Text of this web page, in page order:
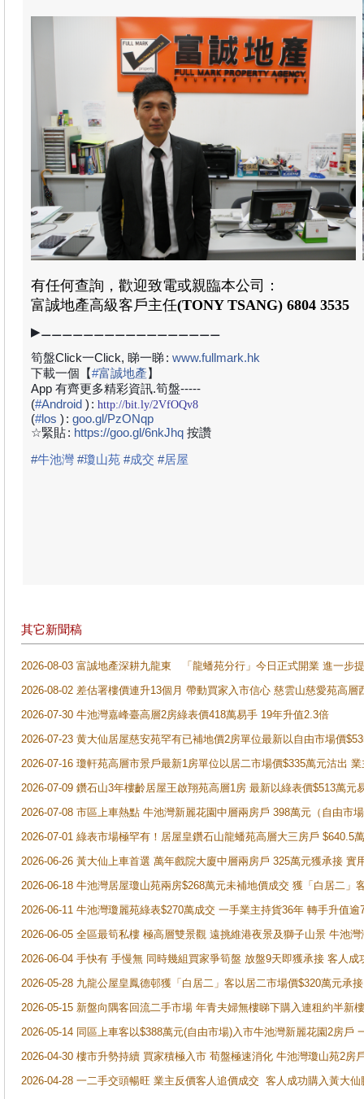
有任何查詢，歡迎致電或親臨本公司：
富誠地產高級客戶主任(TONY TSANG) 6804 3535
▶⚊⚊⚊⚊⚊⚊⚊⚊⚊⚊⚊⚊⚊⚊⚊⚊⚊
筍盤Click一Click, 睇一睇: www.fullmark.hk
下載一個【#富誠地產】
App 有齊更多精彩資訊.筍盤-----
(#Android ) : http://bit.ly/2VfOQv8
(#los ) : goo.gl/PzONqp
☆緊貼: https://goo.gl/6nkJhq 按讚
#牛池灣 #瓊山苑 #成交 #居屋
其它新聞稿
2026-08-03 富誠地產深耕九龍東 「龍蟠苑分行」今日正式開業 進一步
2026-08-02 差估署樓價連升13個月 帶動買家入市信心 慈雲山慈愛苑高層
2026-07-30 牛池灣嘉峰臺高層2房綠表價418萬易手 19年升值2.3倍
2026-07-23 黄大仙居屋慈安苑罕有已補地價2房單位最新以自由市場價
2026-07-16 瓊軒苑高層市景戶最新1房單位以居二市場價$335萬元沽出
2026-07-09 鑽石山3年樓齡居屋王啟翔苑高層1房 最新以綠表價$513萬元
2026-07-08 市區上車熱點 牛池灣新麗花園中層兩房戶 398萬元（自由市
2026-07-01 綠表市場極罕有！居屋皇鑽石山龍蟠苑高層大三房戶
2026-06-26 黃大仙上車首選 萬年戲院大廈中層兩房戶 325萬元獲承接 實
2026-06-18 牛池灣居屋瓊山苑兩房$268萬元未補地價成交 獲「白居二」
2026-06-11 牛池灣瓊麗苑綠表$270萬成交 一手業主持貨36年 轉手升值逾
2026-06-05 全區最筍私樓 極高層雙景觀 遠挑維港夜景及獅子山景 牛池
2026-06-04 手快有 手慢無 同時幾組買家爭筍盤 放盤9天即獲承接 客人
2026-05-28 九龍公屋皇鳳德邨獲「白居二」客以居二市場價$320萬元承接
2026-05-15 新盤向隅客回流二手市場 年青夫婦無樓睇下購入連租約半新
2026-05-14 同區上車客以$388萬元(自由市場)入市牛池灣新麗花園2房戶
2026-04-30 樓市升勢持續 買家積極入市 荀盤極速消化 牛池灣瓊山苑2房
2026-04-28 一二手交頭暢旺 業主反價客人追價成交 客人成功購入黃大